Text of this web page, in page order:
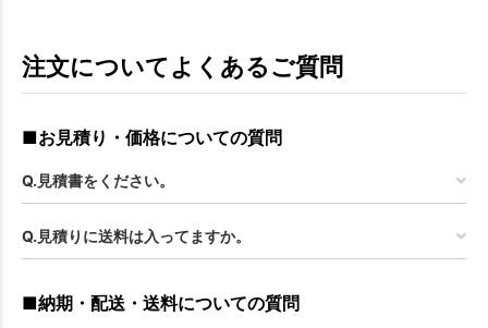
注文についてよくあるご質問
■お見積り・価格についての質問
Q.見積書をください。
Q.見積りに送料は入ってますか。
■納期・配送・送料についての質問